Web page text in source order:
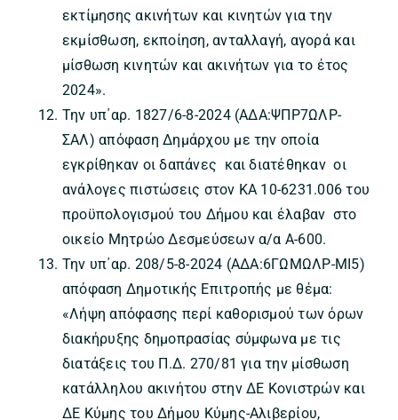
εκτίμησης ακινήτων και κινητών για την
εκμίσθωση, εκποίηση, ανταλλαγή, αγορά και
μίσθωση κινητών και ακινήτων για το έτος
2024».
Την υπ΄αρ. 1827/6-8-2024 (ΑΔΑ:ΨΠΡ7ΩΛΡ-
ΣΑΛ) απόφαση Δημάρχου με την οποία
εγκρίθηκαν οι δαπάνες και διατέθηκαν οι
ανάλογες πιστώσεις στον ΚΑ 10-6231.006 του
προϋπολογισμού του Δήμου και έλαβαν στο
οικείο Μητρώο Δεσμεύσεων α/α Α-600.
Την υπ΄αρ. 208/5-8-2024 (ΑΔΑ:6ΓΩΜΩΛΡ-ΜΙ5)
απόφαση Δημοτικής Επιτροπής με θέμα:
«Λήψη απόφασης περί καθορισμού των όρων
διακήρυξης δημοπρασίας σύμφωνα με τις
διατάξεις του Π.Δ. 270/81 για την μίσθωση
κατάλληλου ακινήτου στην ΔΕ Κονιστρών και
ΔΕ Κύμης του Δήμου Κύμης-Αλιβερίου,